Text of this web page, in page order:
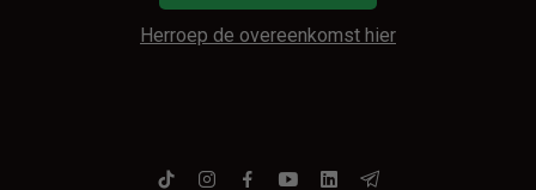
Herroep de overeenkomst hier